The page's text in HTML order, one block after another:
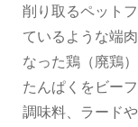
削り取るペット
ているような端
なった鶏（廃鶏
たんぱくをビー
調味料、ラード